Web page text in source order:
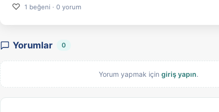
♡ 1 beğeni · 0 yorum
Yorumlar 0
Yorum yapmak için giriş yapın.